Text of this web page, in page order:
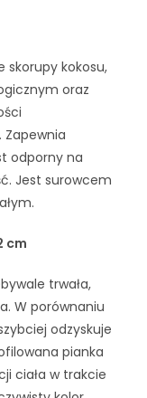
skorupy kokosu,
oraz
odporny na
Jest surowcem
cm
trwała,
W porównaniu
odzyskuje
pianka
ciała w trakcie